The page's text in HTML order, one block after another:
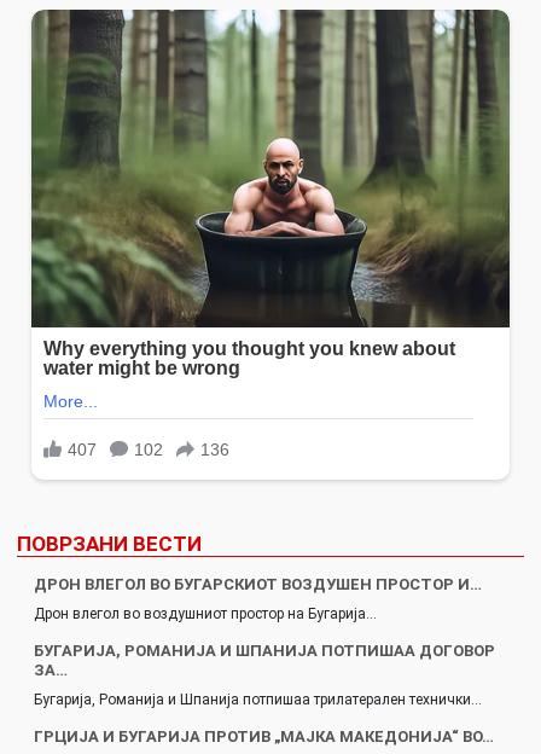
ПОВРЗАНИ ВЕСТИ
ДРОН ВЛЕГОЛ ВО БУГАРСКИОТ ВОЗДУШЕН ПРОСТОР И…
Дрон влегол во воздушниот простор на Бугарија…
БУГАРИЈА, РОМАНИЈА И ШПАНИЈА ПОТПИШАА ДОГОВОР
ЗА…
Бугарија, Романија и Шпанија потпишаа трилатерален технички…
ГРЦИЈА И БУГАРИЈA ПРОТИВ „МАЈКА МАКЕДОНИЈА“ ВО…